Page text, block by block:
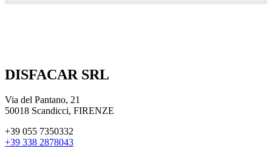
DISFACAR SRL
Via del Pantano, 21
50018 Scandicci, FIRENZE
+39 055 7350332
+39 338 2878043